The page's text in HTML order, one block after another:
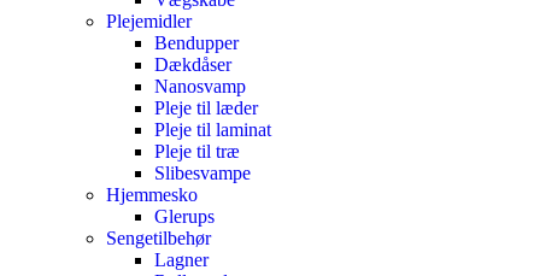
Plejemidler
Bendupper
Dækdåser
Nanosvamp
Pleje til læder
Pleje til laminat
Pleje til træ
Slibesvampe
Hjemmesko
Glerups
Sengetilbehør
Lagner